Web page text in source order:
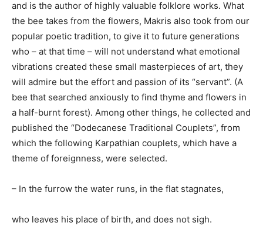
and is the author of highly valuable folklore works. What
the bee takes from the flowers, Makris also took from our
popular poetic tradition, to give it to future generations
who – at that time – will not understand what emotional
vibrations created these small masterpieces of art, they
will admire but the effort and passion of its “servant”. (A
bee that searched anxiously to find thyme and flowers in
a half-burnt forest). Among other things, he collected and
published the “Dodecanese Traditional Couplets”, from
which the following Karpathian couplets, which have a
theme of foreignness, were selected.
– In the furrow the water runs, in the flat stagnates,
who leaves his place of birth, and does not sigh.